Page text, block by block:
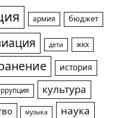
армия бюджет
дети жкх
история
культура
музыка
наука